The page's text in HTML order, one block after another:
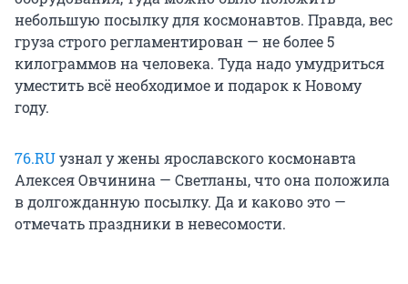
небольшую посылку для космонавтов. Правда, вес
груза строго регламентирован — не более 5
килограммов на человека. Туда надо умудриться
уместить всё необходимое и подарок к Новому
году.
76.RUузнал у жены ярославского космонавта
Алексея Овчинина — Светланы, что она положила
в долгожданную посылку. Да и каково это —
отмечать праздники в невесомости.